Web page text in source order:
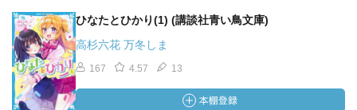
ひなたとひかり(1) (講談社青い鳥文庫)
高杉六花 万冬しま
167 4.57 13